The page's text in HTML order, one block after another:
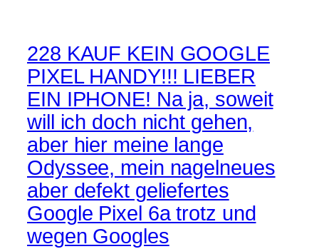
228 KAUF KEIN GOOGLE
PIXEL HANDY!!! LIEBER
EIN IPHONE! Na ja, soweit
will ich doch nicht gehen,
aber hier meine lange
Odyssee, mein nagelneues
aber defekt geliefertes
Google Pixel 6a trotz und
wegen Googles